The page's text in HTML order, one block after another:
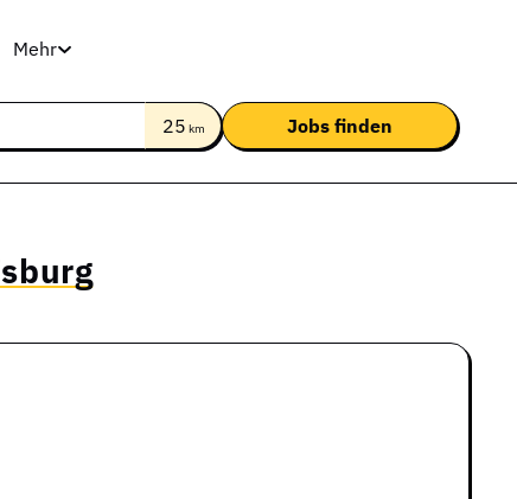
Mehr
25 km